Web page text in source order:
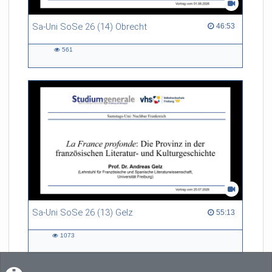
Sa-Uni SoSe 26 (14) Obrecht 46:53
46:53 duration
561
Sa-Uni SoSe 26 (13) Gelz 55:13
55:13 duration
1073